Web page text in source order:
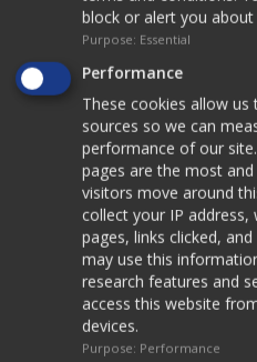
Εγγραφείτε στο
δελτίο
Δηλώστε τώρα την ηλ.
ενημερώνεστε για όλες
προϊόντα της K.O.E.
block or alert you
Purpose: Essential
Performance
These cookies allow
sources so we can
performance of our
pages are the most
visitors move around
collect your IP
pages, links clicked,
may use this
research features and
access this website
devices.
Purpose: Performance